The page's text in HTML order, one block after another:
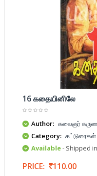
16 கதையினிலே
Author: கலைஞர்
Category: கட்டுரைகள்
Available- Shipped
PRICE: 110.00